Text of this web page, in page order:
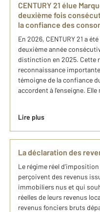
CENTURY 21 élue
deuxième fois
la confiance des
En 2026, CENTURY 21 a
deuxième année
distinction en 2025. Cette
reconnaissance
témoigne de la confiance
accordent à l’enseigne.
Lire plus
La déclaration des
Le régime réel
perçoivent des revenus
immobiliers nus et qui
réelles de leurs revenus
revenus fonciers bruts